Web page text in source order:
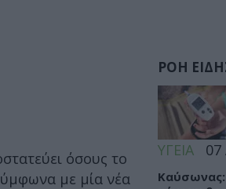
όσους το
με μία νέα
ΡΟΗ
ΥΓΕΙΑ 07
Καύσωνας: